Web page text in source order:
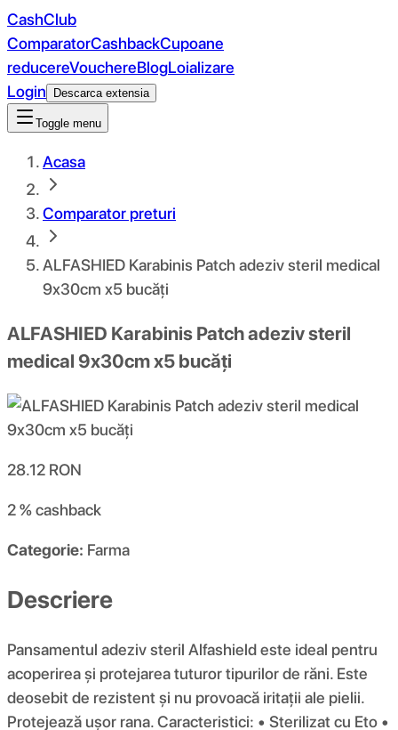
CashClub
ComparatorCashbackCupoane
reducereVouchereBlogLoializare
Login
Descarca extensia
Toggle menu
Acasa
Comparator preturi
ALFASHIED Karabinis Patch adeziv steril medical
9x30cm x5 bucăți
ALFASHIED Karabinis Patch adeziv steril
medical 9x30cm x5 bucăți
28.12 RON
2 %cashback
Categorie: Farma
Descriere
Pansamentul adeziv steril Alfashield este ideal pentru
acoperirea și protejarea tuturor tipurilor de răni. Este
deosebit de rezistent și nu provoacă iritații ale pielii.
Protejează ușor rana. Caracteristici: • Sterilizat cu Eto •